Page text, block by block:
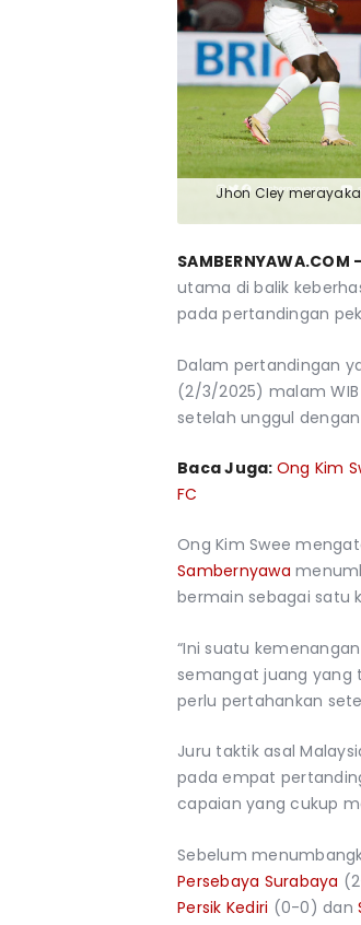
Jhon Cley
SAMBERNYAWA.COM
utama di balik
pada pertandingan
Dalam pertandingan
(2/3/2025) malam WIB
setelah unggul
Baca Juga: Ong Kim
FC
Ong Kim Swee
Sambernyawa
bermain sebagai satu
“Ini suatu
semangat juang yang
perlu pertahankan
Juru taktik asal
pada empat
capaian yang cukup
Sebelum
Persebaya Surabaya
Persik Kediri (0-0) dan